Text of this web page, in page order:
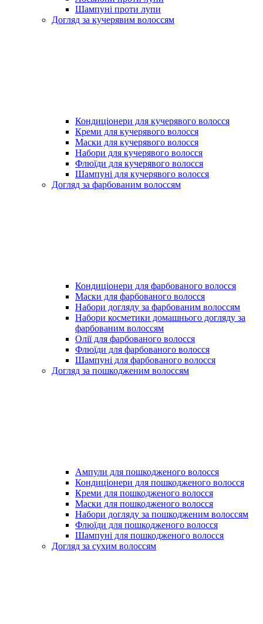
Шампуні проти лупи
Догляд за кучерявим волоссям
Кондиціонери для кучерявого волосся
Креми для кучерявого волосся
Маски для кучерявого волосся
Набори для кучерявого волосся
Флюїди для кучерявого волосся
Шампуні для кучерявого волосся
Догляд за фарбованим волоссям
Кондиціонери для фарбованого волосся
Маски для фарбованого волосся
Набори догляду за фарбованим волоссям
Набори косметики домашнього догляду за
фарбованим волоссям
Олії для фарбованого волосся
Флюїди для фарбованого волосся
Шампуні для фарбованого волосся
Догляд за пошкодженим волоссям
Ампули для пошкодженого волосся
Кондиціонери для пошкодженого волосся
Креми для пошкодженого волосся
Маски для пошкодженого волосся
Набори догляду за пошкодженим волоссям
Флюїди для пошкодженого волосся
Шампуні для пошкодженого волосся
Догляд за сухим волоссям